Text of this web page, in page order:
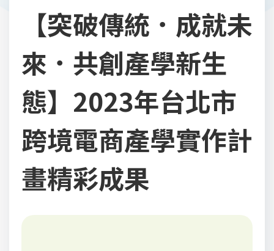
【突破傳統．成就未
來．共創產學新生
態】2023年台北市
跨境電商產學實作計
畫精彩成果